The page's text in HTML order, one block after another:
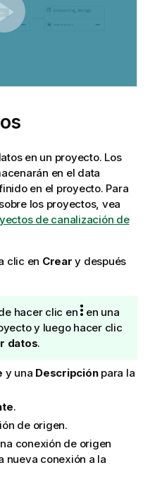
en un proyecto. Los
en el data
en el proyecto. Para
los proyectos, vea
de canalización de
clic en Crear y después
hacer clic en
en una
y luego hacer clic
datos.
y una Descripciónpara la
.
de origen.
conexión de origen
nueva conexión a la